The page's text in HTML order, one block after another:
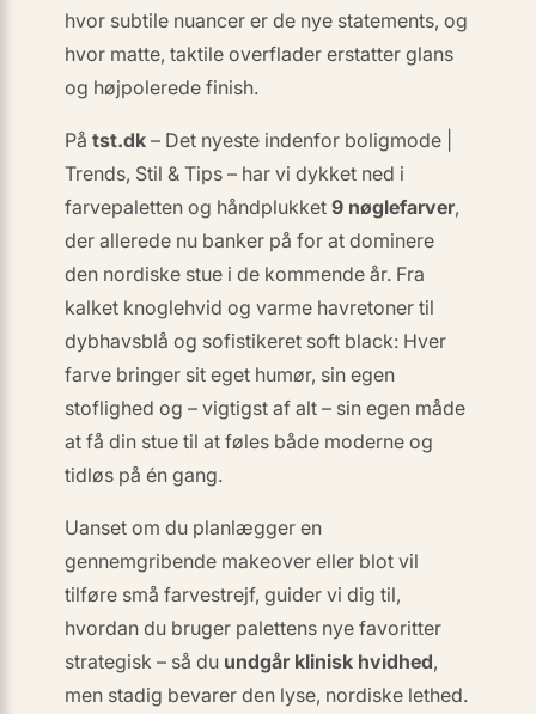
hvor subtile nuancer er de nye statements, og
hvor matte, taktile overflader erstatter glans
og højpolerede finish.
Påtst.dk – Det nyeste indenfor boligmode |
Trends, Stil & Tips – har vi dykket ned i
farvepaletten og håndplukket9 nøglefarver,
der allerede nu banker på for at dominere
den nordiske stue i de kommende år. Fra
kalket knoglehvid og varme havretoner til
dybhavsblå og sofistikeret soft black: Hver
farve bringer sit eget humør, sin egen
stoflighed og – vigtigst af alt – sin egen måde
at få din stue til at føles både moderne og
tidløs på én gang.
Uanset om du planlægger en
gennemgribende makeover eller blot vil
tilføre små farve­strejf, guider vi dig til,
hvordan du bruger palettens nye favoritter
strategisk – så du undgår klinisk hvidhed,
men stadig bevarer den lyse, nordiske lethed.